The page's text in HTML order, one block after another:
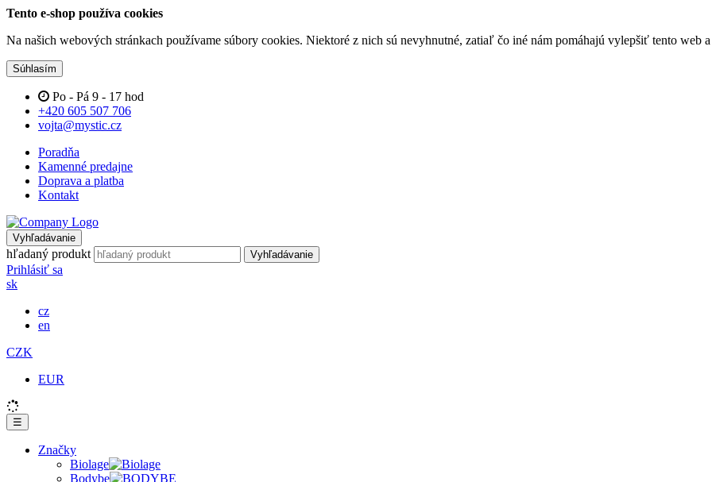
Tento e-shop používa cookies
Na našich webových stránkach používame súbory cookies. Niektoré z nich sú nevyhnutné, zatiaľ čo iné nám pomáhajú vylepšiť tento web
Súhlasím
Po - Pá 9 - 17 hod
+420 605 507 706
vojta@mystic.cz
Poradňa
Kamenné predajne
Doprava a platba
Kontakt
Vyhľadávanie
hľadaný produkt Vyhľadávanie
Prihlásiť sa
sk
cz
en
CZK
EUR
☰
Značky
Biolage
Bodybe